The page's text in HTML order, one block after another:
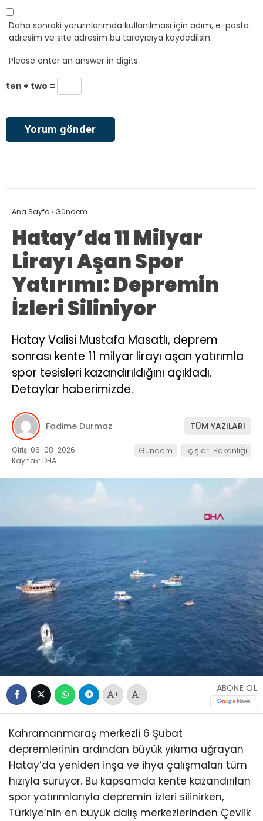
Daha sonraki yorumlarımda kullanılması için adım, e-posta
adresim ve site adresim bu tarayıcıya kaydedilsin.
Please enter an answer in digits:
ten + two =
Ana Sayfa ›Gündem
Hatay’da 11 Milyar
Lirayı Aşan Spor
Yatırımı: Depremin
İzleri Siliniyor
Hatay Valisi Mustafa Masatlı, deprem
sonrası kente 11 milyar lirayı aşan yatırımla
spor tesisleri kazandırıldığını açıkladı.
Detaylar haberimizde.
Fadime Durmaz TÜM YAZILARI
Giriş: 06-08-2026
Kaynak: DHA
Gündem İçişleri Bakanlığı
+ -
ABONE OL
Kahramanmaraş merkezli 6 Şubat
depremlerinin ardından büyük yıkıma uğrayan
Hatay’da yeniden inşa ve ihya çalışmaları tüm
hızıyla sürüyor. Bu kapsamda kente kazandırılan
spor yatırımlarıyla depremin izleri silinirken,
Türkiye’nin en büyük dalış merkezlerinden Çevlik